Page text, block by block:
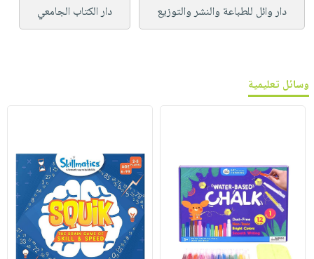
دار وائل للطباعة والنشر والتوزيع دار الكتاب الجامعي
وسائل تعليمية